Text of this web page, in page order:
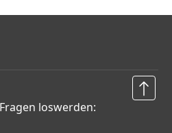
loswerden: